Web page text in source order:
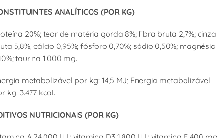
ANALÍTICOS (POR KG)
20%; teor de matéria gorda 8%; fibra bruta 2,7%; cinza
5,8%; cálcio 0,95%; fósforo 0,70%; sódio 0,50%; magnésio
taurina 1.000 mg.
metabolizável por kg: 14,5 MJ; Energia metabolizável
kg: 3.477 kcal.
NUTRICIONAIS (POR KG)